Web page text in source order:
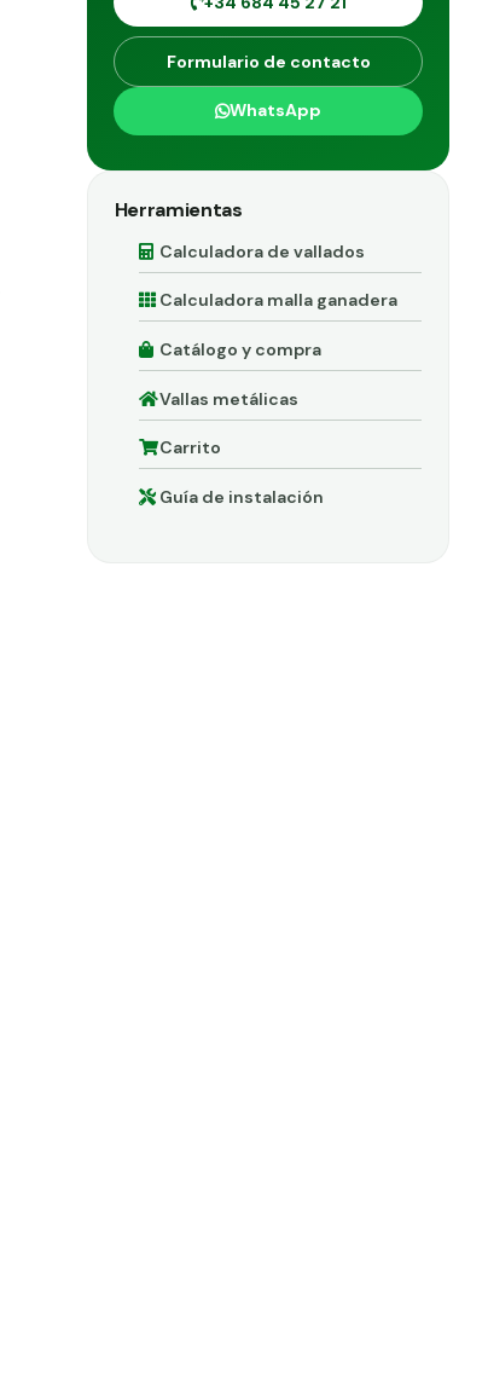
Formulario de contacto
WhatsApp
Herramientas
Calculadora de vallados
Calculadora malla ganadera
Catálogo y compra
Vallas metálicas
Carrito
Guía de instalación